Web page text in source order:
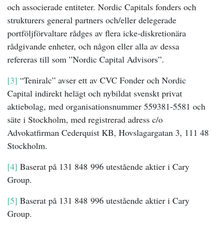
och associerade entiteter. Nordic Capitals fonders och
strukturers general partners och/eller delegerade
portföljförvaltare rådges av flera icke-diskretionära
rådgivande enheter, och någon eller alla av dessa
refereras till som ”Nordic Capital Advisors”.
[3] “Teniralc” avser ett av CVC Fonder och Nordic
Capital indirekt helägt och nybildat svenskt privat
aktiebolag, med organisationsnummer 559381-5581 och
säte i Stockholm, med registrerad adress c/o
Advokatfirman Cederquist KB, Hovslagargatan 3, 111 48
Stockholm.
[4] Baserat på 131 848 996 utestående aktier i Cary
Group.
[5] Baserat på 131 848 996 utestående aktier i Cary
Group.